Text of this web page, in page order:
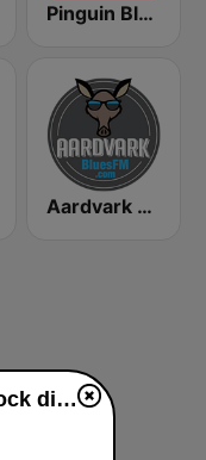
Pinguin Blues
Aardvark Blues FM
hearMe.FM Blues Rock diretta